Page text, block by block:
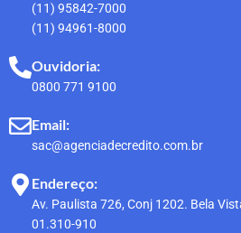
(11) 95842-7000
(11) 94961-8000
Ouvidoria:
0800 771 9100
Email:
sac@agenciadecredito.com.br
Endereço:
Av. Paulista 726, Conj 1202. Bela
01.310-910